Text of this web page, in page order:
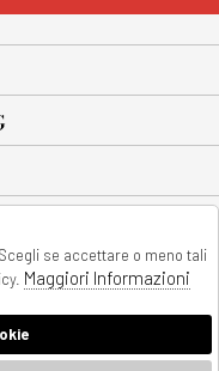
Emanuele 90/A - 80053
se accettare o meno tali
Maggiori Informazioni